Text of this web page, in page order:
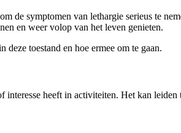
de symptomen van lethargie serieus te
en weer volop van het leven genieten.
toestand en hoe ermee om te gaan.
heeft in activiteiten. Het kan leiden